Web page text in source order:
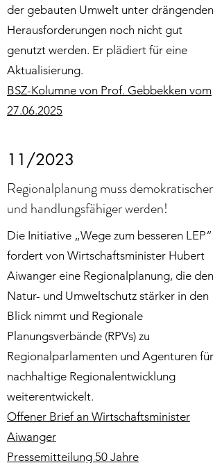
der gebauten Umwelt unter drängenden
Herausforderungen noch nicht gut
genutzt werden. Er plädiert für eine
Aktualisierung.
BSZ-Kolumne von Prof. Gebbekken vom
27.06.2025
11/2023
Regionalplanung muss demokratischer
und handlungsfähiger werden!
Die Initiative „Wege zum besseren LEP“
fordert von Wirtschaftsminister Hubert
Aiwanger eine Regionalplanung, die den
Natur- und Umweltschutz stärker in den
Blick nimmt und Regionale
Planungsverbände (RPVs) zu
Regionalparlamenten und Agenturen für
nachhaltige Regionalentwicklung
weiterentwickelt.
Offener Brief an Wirtschaftsminister
Aiwanger
Pressemitteilung 50 Jahre